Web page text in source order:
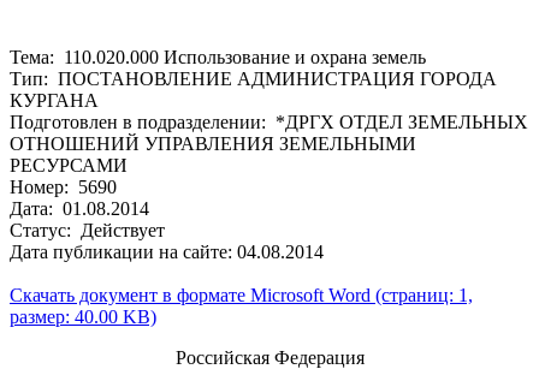
Тема: 110.020.000 Использование и охрана земель
Тип: ПОСТАНОВЛЕНИЕ АДМИНИСТРАЦИЯ ГОРОДА
КУРГАНА
Подготовлен в подразделении: *ДРГХ ОТДЕЛ ЗЕМЕЛЬНЫХ
ОТНОШЕНИЙ УПРАВЛЕНИЯ ЗЕМЕЛЬНЫМИ
РЕСУРСАМИ
Номер: 5690
Дата: 01.08.2014
Статус: Действует
Дата публикации на сайте: 04.08.2014
Скачать документ в формате Microsoft Word (страниц: 1,
размер: 40.00 KB)
Российская Федерация